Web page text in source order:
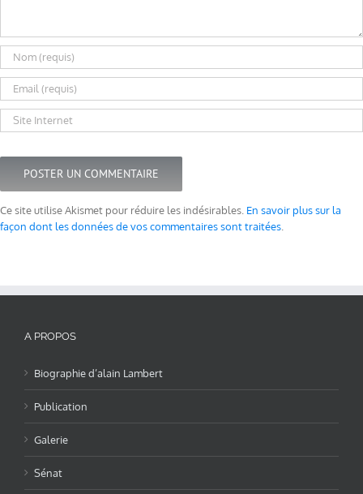
Ce site utilise Akismet pour réduire les indésirables. En savoir plus sur la
façon dont les données de vos commentaires sont traitées
A PROPOS
Biographie d’alain Lambert
Publication
Galerie
Sénat